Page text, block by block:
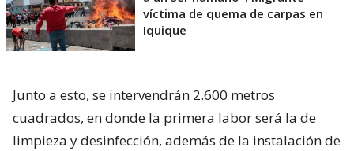
víctima de quema de carpas en
Iquique
Junto a esto, se intervendrán 2.600 metros
cuadrados, en donde la primera labor será la de
limpieza y desinfección, además de la instalación de